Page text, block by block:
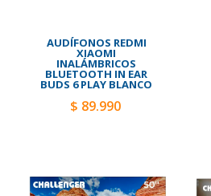
AUDÍFONOS REDMI
XIAOMI
INALÁMBRICOS
BLUETOOTH IN EAR
BUDS 6 PLAY BLANCO
$ 89.990